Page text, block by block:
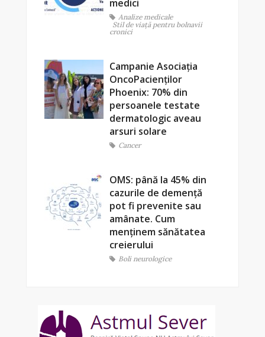
medici
Analize medicale
Stil de viaţă pentru bolnavii
cronici
Campanie Asociația
OncoPacienților
Phoenix: 70% din
persoanele testate
dermatologic aveau
arsuri solare
Cancer
OMS: până la 45% din
cazurile de demență
pot fi prevenite sau
amânate. Cum
menținem sănătatea
creierului
Boli neurologice